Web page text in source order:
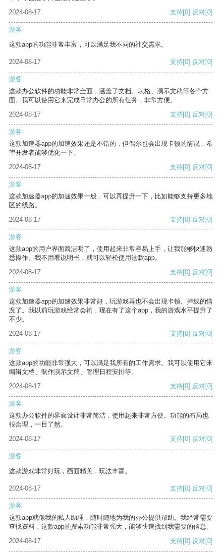
2024-08-17
支持[0] 反对[0]
游客
这款app的功能非常丰富，可以满足我不同的社交需求。
2024-08-17 支持[0] 反对[0]
游客
这款办公软件的功能非常全面，涵盖了文档、表格、演示文稿等各个方
面。我可以使用它来完成日常办公的所有任务，非常方便。
2024-08-17
支持[0] 反对[0]
游客
这款加速器app的加速效果还是不错的，但偶尔也会出现卡顿的情况，希
望开发者能够优化一下。
2024-08-17
支持[0] 反对[0]
游客
这款加速器app的加速效果一般，可以再提升一下，比如能够支持更多地
区的线路。
2024-08-17
支持[0] 反对[0]
游客
这款app的用户界面简洁明了，使用起来非常容易上手，让我能够快速熟
悉操作。我不用看说明书，就可以轻松使用这款app。
2024-08-17
支持[0] 反对[0]
游客
这款加速器app的加速效果非常好，玩游戏再也不会出现卡顿、掉线的情
况了。我以前玩游戏经常会输，现在有了这个app，我的游戏水平提升了
不少。
2024-08-17
支持[0] 反对[0]
游客
这款app的功能非常强大，可以满足我所有的工作需求。我可以使用它来
编辑文档、制作演示文稿、管理日程安排等。
2024-08-17
支持[0] 反对[0]
游客
这款办公软件的界面设计非常简洁，使用起来非常方便。功能的布局也
很合理，一目了然。
2024-08-17
支持[0] 反对[0]
游客
这款游戏非常好玩，画面精美，玩法丰富。
2024-08-17 支持[0] 反对[0]
游客
这款app就像我的私人助理，随时随地为我的办公提供帮助。我经常需要
查找资料，这款app的搜索功能非常强大，能够快速找到我需要的信息。
2024-08-17
支持[0] 反对[0]